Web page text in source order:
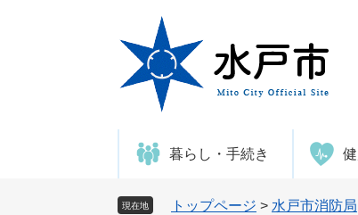
暮らし・手続き
現在地 トップページ > 水戸市消防局